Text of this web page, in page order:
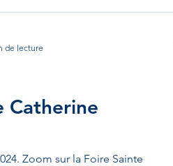
Catherine
Zoom sur la Foire Sainte
de lecture